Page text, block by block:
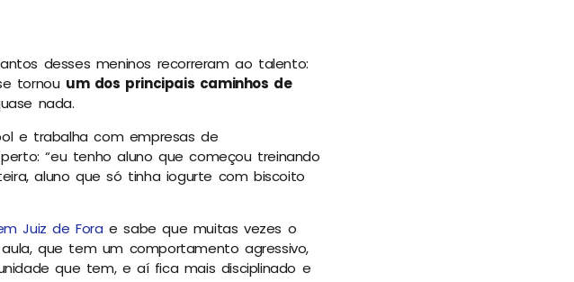
desses meninos recorreram ao talento:
tornou um dos principais caminhos de
nada.
e trabalha com empresas de
“eu tenho aluno que começou treinando
aluno que só tinha iogurte com biscoito
Juiz de Fora e sabe que muitas vezes o
que tem um comportamento agressivo,
que tem, e aí fica mais disciplinado e